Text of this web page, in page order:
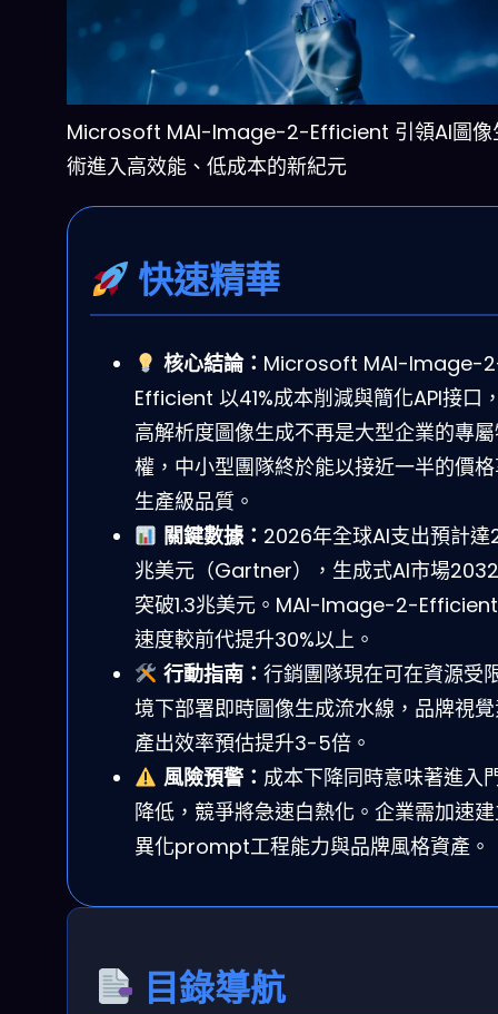
Microsoft MAI-Image-2-Efficient 引領AI圖像
術進入高效能、低成本的新紀元
快速精華
核心結論： Microsoft MAI-Image-
Efficient 以41%成本削減與簡化API接口
高解析度圖像生成不再是大型企業的專
權，中小型團隊終於能以接近一半的價
生產級品質。
關鍵數據： 2026年全球AI支出預計達
兆美元（Gartner），生成式AI市場
突破1.3兆美元。MAI-Image-2-
速度較前代提升30%以上。
行動指南： 行銷團隊現在可在資源受
境下部署即時圖像生成流水線，品牌視
產出效率預估提升3-5倍。
風險預警： 成本下降同時意味著進入
降低，競爭將急速白熱化。企業需加速
異化prompt工程能力與品牌風格資產。
目錄導航